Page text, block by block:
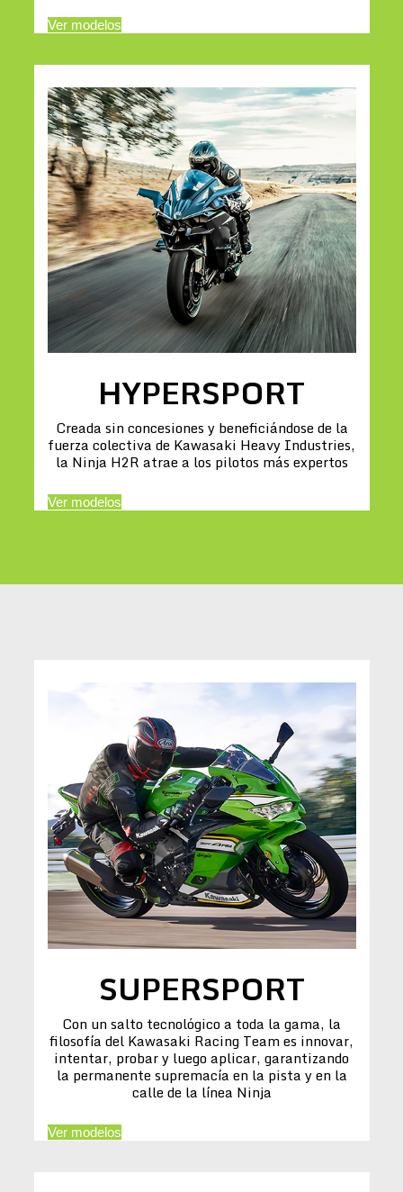
Ver modelos
HYPERSPORT
Creada sin concesiones y beneficiándose de la
fuerza colectiva de Kawasaki Heavy Industries,
la Ninja H2R atrae a los pilotos más expertos
Ver modelos
SUPERSPORT
Con un salto tecnológico a toda la gama, la
filosofía del Kawasaki Racing Team es innovar,
intentar, probar y luego aplicar, garantizando
la permanente supremacía en la pista y en la
calle de la línea Ninja
Ver modelos